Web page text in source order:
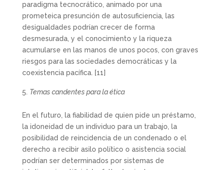
paradigma tecnocrático, animado por una
prometeica presunción de autosuficiencia, las
desigualdades podrían crecer de forma
desmesurada, y el conocimiento y la riqueza
acumularse en las manos de unos pocos, con graves
riesgos para las sociedades democráticas y la
coexistencia pacífica. [11]
Temas candentes para la ética
En el futuro, la fiabilidad de quien pide un préstamo,
la idoneidad de un individuo para un trabajo, la
posibilidad de reincidencia de un condenado o el
derecho a recibir asilo político o asistencia social
podrían ser determinados por sistemas de